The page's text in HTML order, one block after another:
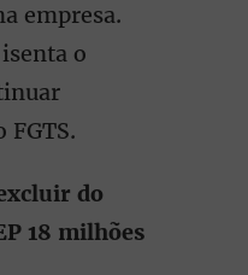
empresa.
o
do
18 milhões